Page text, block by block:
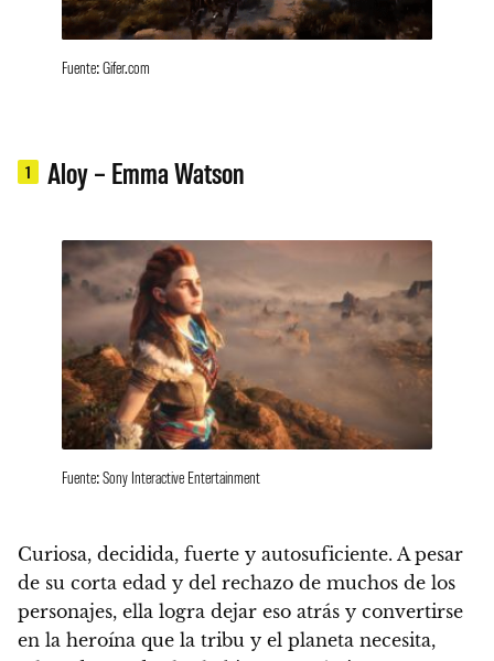
Fuente: Gifer.com
1 Aloy – Emma Watson
Fuente: Sony Interactive Entertainment
Curiosa, decidida, fuerte y autosuficiente. A pesar
de su corta edad y del rechazo de muchos de los
personajes, ella logra dejar eso atrás y convertirse
en la heroína que la tribu y el planeta necesita,